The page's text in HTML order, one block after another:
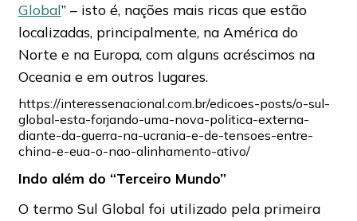
Global” – isto é, nações mais ricas que estão
localizadas, principalmente, na América do
Norte e na Europa, com alguns acréscimos na
Oceania e em outros lugares.
https://interessenacional.com.br/edicoes-posts/o-sul-
global-esta-forjando-uma-nova-politica-externa-
diante-da-guerra-na-ucrania-e-de-tensoes-entre-
china-e-eua-o-nao-alinhamento-ativo/
Indo além do “Terceiro Mundo”
O termo Sul Global foi utilizado pela primeira